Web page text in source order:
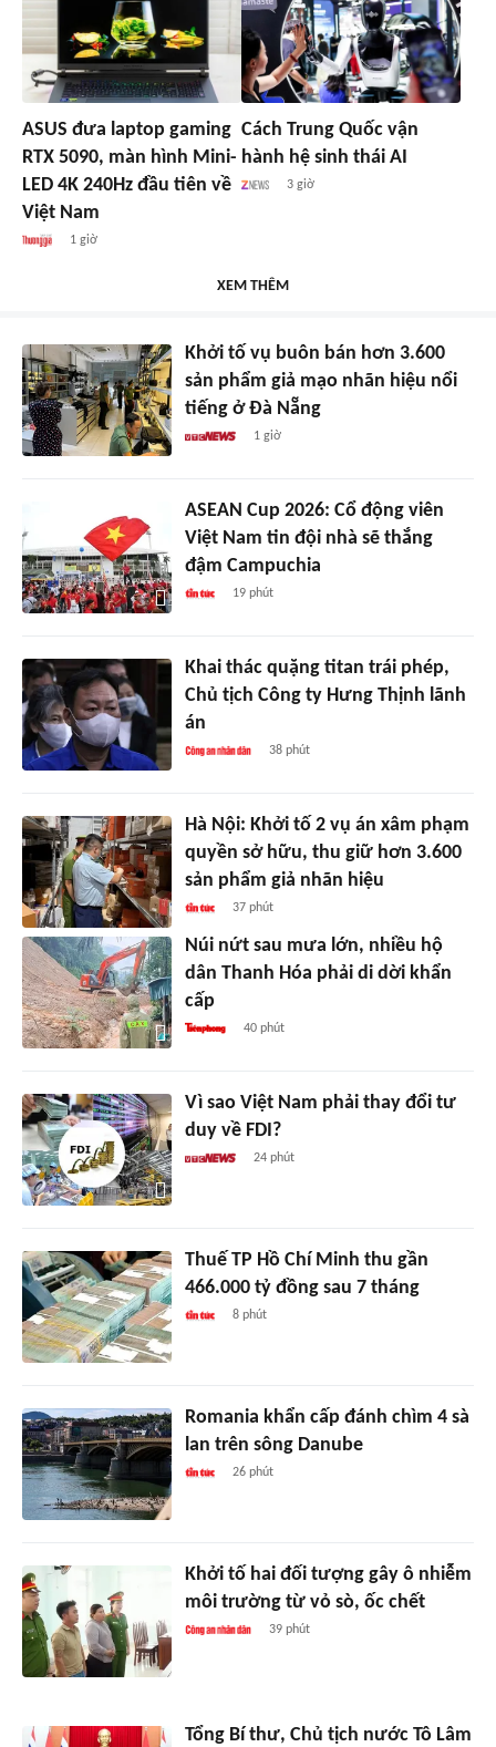
ASUS đưa laptop gaming
RTX 5090, màn hình Mini-
LED 4K 240Hz đầu tiên về
Việt Nam
1 giờ
Cách Trung Quốc vận
hành hệ sinh thái AI
3 giờ
XEM THÊM
Khởi tố vụ buôn bán hơn 3.600
sản phẩm giả mạo nhãn hiệu nổi
tiếng ở Đà Nẵng
1 giờ
ASEAN Cup 2026: Cổ động viên
Việt Nam tin đội nhà sẽ thắng
đậm Campuchia
19 phút
Khai thác quặng titan trái phép,
Chủ tịch Công ty Hưng Thịnh lãnh
án
38 phút
Hà Nội: Khởi tố 2 vụ án xâm phạm
quyền sở hữu, thu giữ hơn 3.600
sản phẩm giả nhãn hiệu
37 phút
Núi nứt sau mưa lớn, nhiều hộ
dân Thanh Hóa phải di dời khẩn
cấp
40 phút
Vì sao Việt Nam phải thay đổi tư
duy về FDI?
24 phút
Thuế TP Hồ Chí Minh thu gần
466.000 tỷ đồng sau 7 tháng
8 phút
Romania khẩn cấp đánh chìm 4 sà
lan trên sông Danube
26 phút
Khởi tố hai đối tượng gây ô nhiễm
môi trường từ vỏ sò, ốc chết
39 phút
Tổng Bí thư, Chủ tịch nước Tô Lâm